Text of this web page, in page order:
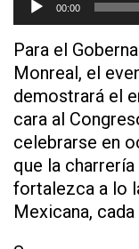
00:00
Para el
Monreal, el
demostrará el
cara al
celebrarse en
que la
fortalezca a lo
Mexicana, cada